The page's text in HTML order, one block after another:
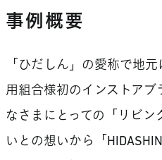
事例概要
「ひだしん」の愛称で地
用組合様初のインストア
なさまにとっての「リビ
いとの想いから「